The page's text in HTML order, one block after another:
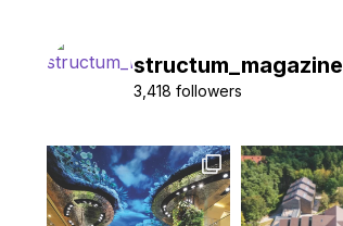
structum_magazine
3,418 followers